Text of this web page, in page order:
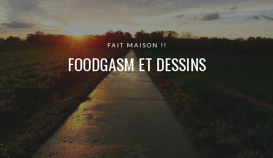
FAIT MAISON !!
FOODGASM ET DESSINS